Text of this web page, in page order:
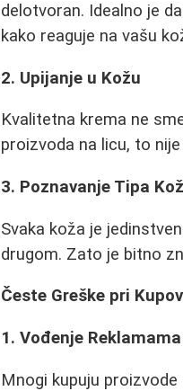
delotvoran. Idealno je
kako reaguje na vašu
2. Upijanje u Kožu
Kvalitetna krema ne
proizvoda na licu, to
3. Poznavanje Tipa
Svaka koža je
drugom. Zato je bitno
Česte Greške pri
1. Vođenje Reklamama
Mnogi kupuju